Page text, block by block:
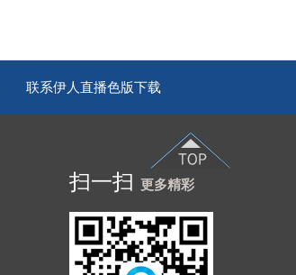
联系伊人直播色版下载
扫一扫 更多精彩